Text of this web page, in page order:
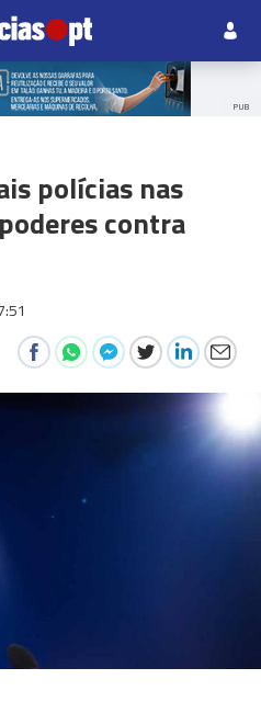
PUB
polícias nas
contra